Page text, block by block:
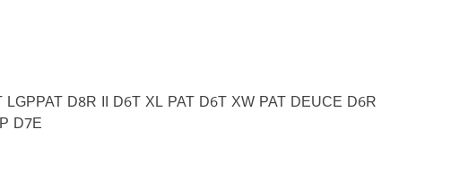
D8R II D6T XL PAT D6T XW PAT DEUCE D6R
D7E